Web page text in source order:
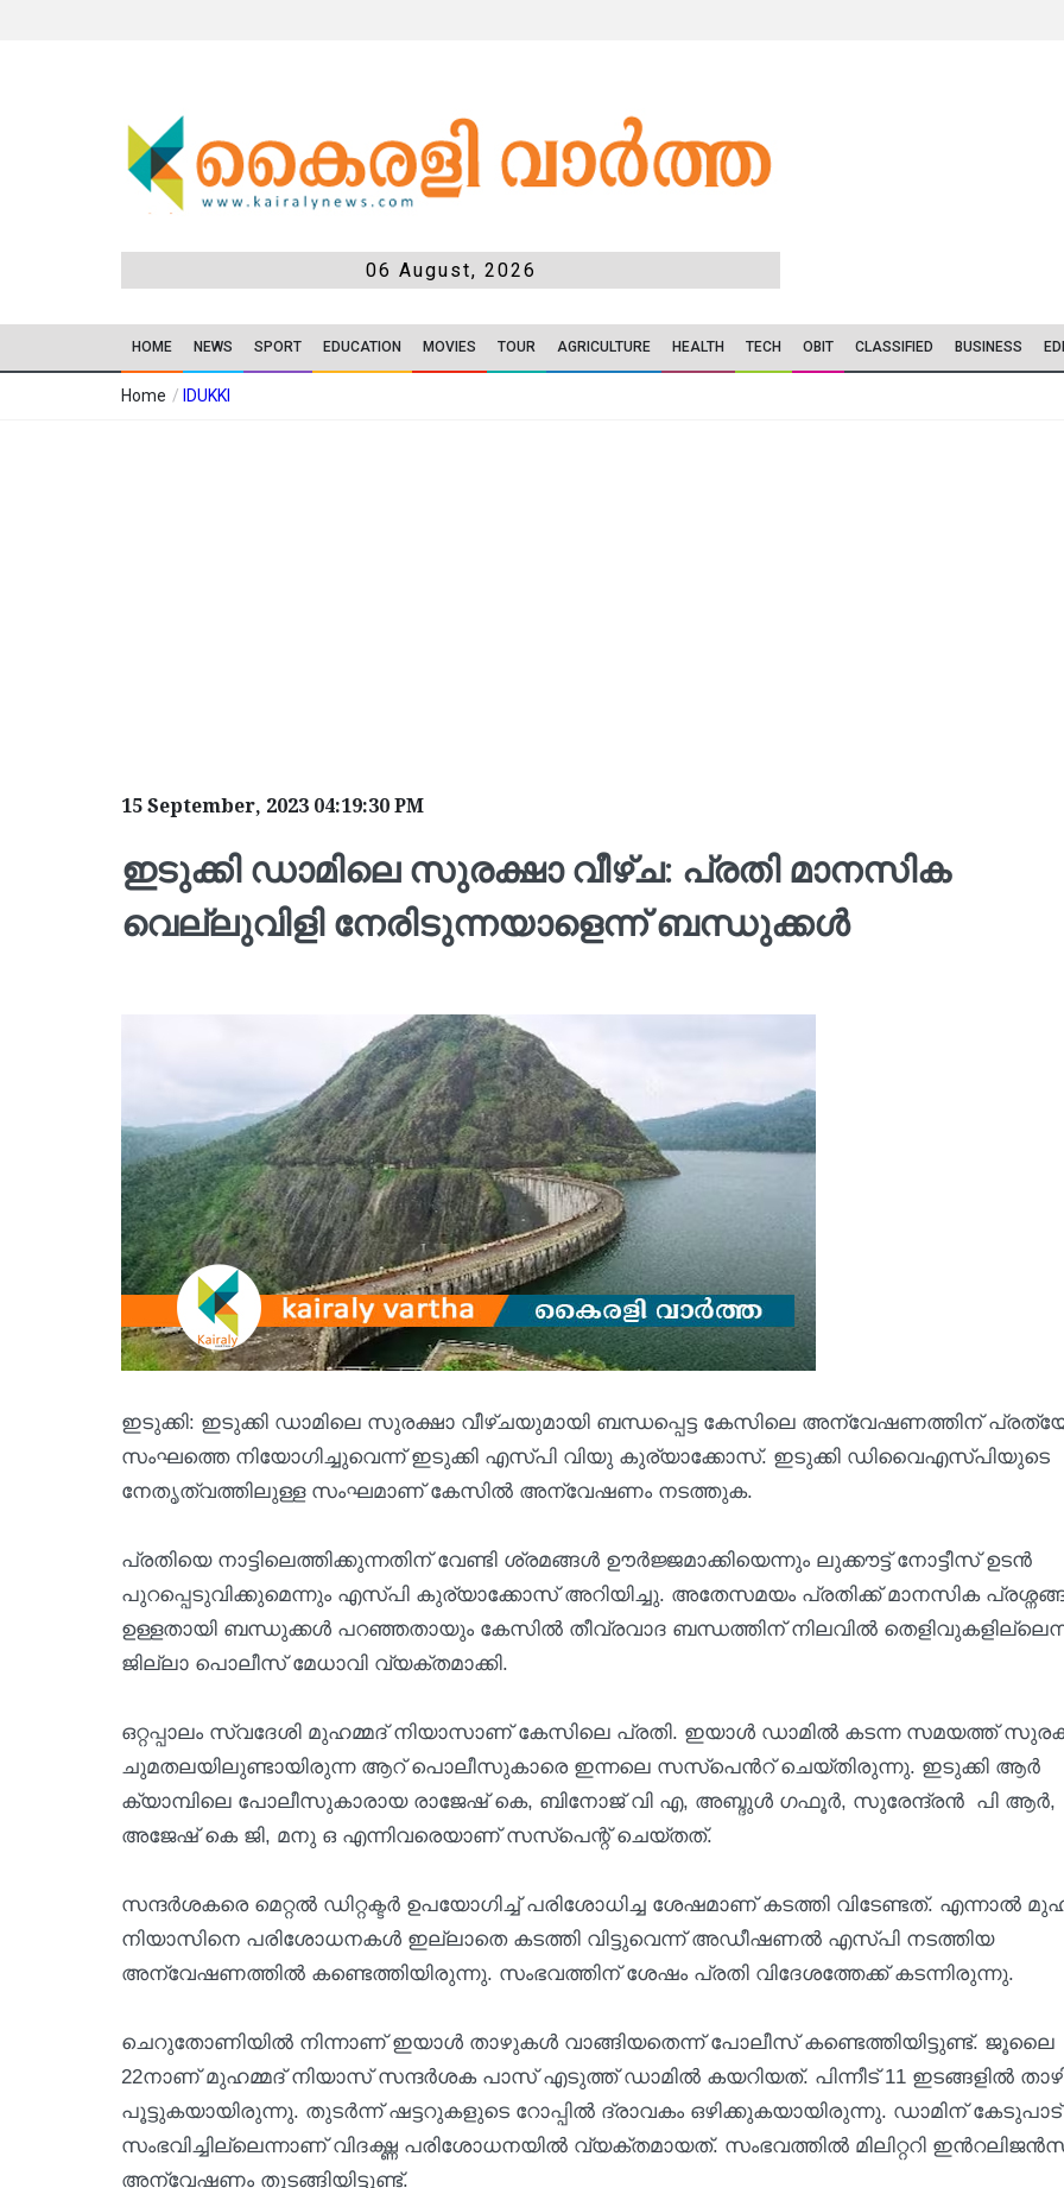
06 August, 2026
HOME NEWS SPORT EDUCATION MOVIES TOUR AGRICULTURE HEALTH TECH OBIT CLASSIFIED BUSINESS
Home / IDUKKI
15 September, 2023 04:19:30 PM
ഇടുക്കി ഡാമിലെ സുരക്ഷാ വീഴ്ച: പ്രതി മാനസിക
വെല്ലുവിളി നേരിടുന്നയാളെന്ന് ബന്ധുക്കൾ
ഇടുക്കി: ഇടുക്കി ഡാമിലെ സുരക്ഷാ വീഴ്ചയുമായി ബന്ധപ്പെട്ട കേസിലെ അന്വേഷണത്തിന്
സംഘത്തെ നിയോഗിച്ചുവെന്ന് ഇടുക്കി എസ്‌പി വിയു കുര്യാക്കോസ്. ഇടുക്കി ഡിവൈഎസ്പിയുടെ
നേതൃത്വത്തിലുള്ള സംഘമാണ് കേസിൽ അന്വേഷണം നടത്തുക.
പ്രതിയെ നാട്ടിലെത്തിക്കുന്നതിന് വേണ്ടി ശ്രമങ്ങൾ ഊർജ്ജമാക്കിയെന്നും ലുക്കൗട്ട് നോട്ടീസ് ഉടൻ
പുറപ്പെടുവിക്കുമെന്നും എസ്‌പി കുര്യാക്കോസ് അറിയിച്ചു. അതേസമയം പ്രതിക്ക് മാനസിക
ഉള്ളതായി ബന്ധുക്കൾ പറഞ്ഞതായും കേസിൽ തീവ്രവാദ ബന്ധത്തിന് നിലവിൽ
ജില്ലാ പൊലീസ് മേധാവി വ്യക്തമാക്കി.
ഒറ്റപ്പാലം സ്വദേശി മുഹമ്മദ് നിയാസാണ് കേസിലെ പ്രതി. ഇയാൾ ഡാമിൽ കടന്ന സമയത്ത്
ചുമതലയിലുണ്ടായിരുന്ന ആറ് പൊലീസുകാരെ ഇന്നലെ സസ്പെന്‍റ് ചെയ്തിരുന്നു. ഇടുക്കി ആർ
ക്യാമ്പിലെ പോലീസുകാരായ രാജേഷ് കെ, ബിനോജ് വി എ, അബ്ദുൾ ഗഫൂർ, സുരേന്ദ്രൻ പി ആർ,
അജേഷ് കെ ജി, മനു ഒ എന്നിവരെയാണ് സസ്പെന്റ് ചെയ്തത്.
സന്ദർശകരെ മെറ്റൽ ഡിറ്റക്ടർ ഉപയോഗിച്ച് പരിശോധിച്ച ശേഷമാണ് കടത്തി വിടേണ്ടത്. എന്നാൽ
നിയാസിനെ പരിശോധനകൾ ഇല്ലാതെ കടത്തി വിട്ടുവെന്ന് അഡീഷണൽ എസ്‌പി നടത്തിയ
അന്വേഷണത്തിൽ കണ്ടെത്തിയിരുന്നു. സംഭവത്തിന് ശേഷം പ്രതി വിദേശത്തേക്ക് കടന്നിരുന്നു.
ചെറുതോണിയിൽ നിന്നാണ് ഇയാൾ താഴുകൾ വാങ്ങിയതെന്ന് പോലീസ് കണ്ടെത്തിയിട്ടുണ്ട്. ജൂലൈ
22നാണ് മുഹമ്മദ് നിയാസ് സന്ദർശക പാസ് എടുത്ത് ഡാമിൽ കയറിയത്. പിന്നീട് 11 ഇടങ്ങളിൽ
പൂട്ടുകയായിരുന്നു. തുടർന്ന് ഷട്ടറുകളുടെ റോപ്പിൽ ദ്രാവകം ഒഴിക്കുകയായിരുന്നു. ഡാമിന് കേടുപാട്
സംഭവിച്ചില്ലെന്നാണ് വിദഗ്ദ്ധ പരിശോധനയിൽ വ്യക്തമായത്. സംഭവത്തിൽ മിലിറ്ററി
അന്വേഷണം തുടങ്ങിയിട്ടുണ്ട്.